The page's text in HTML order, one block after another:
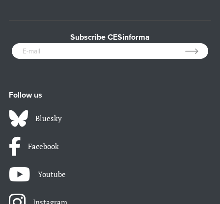
Subscribe CESinforma
Follow us
Bluesky
Facebook
Youtube